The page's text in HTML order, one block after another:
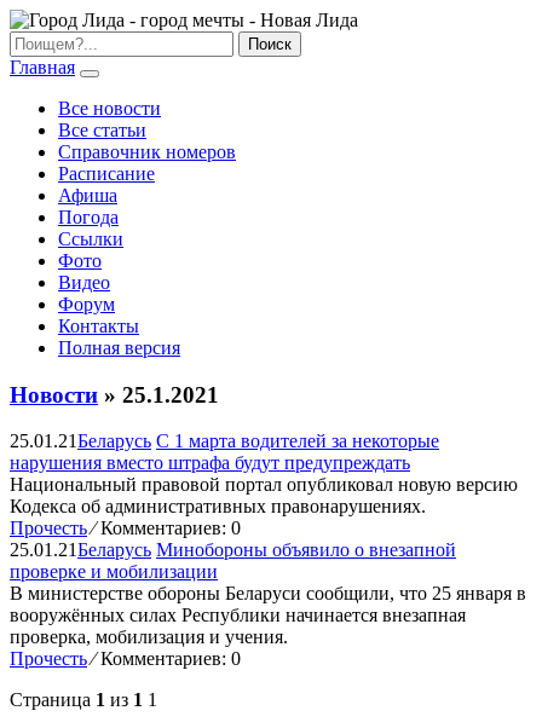
Главная
Все новости
Все статьи
Справочник номеров
Расписание
Афиша
Погода
Ссылки
Фото
Видео
Форум
Контакты
Полная версия
Новости » 25.1.2021
25.01.21Беларусь С 1 марта водителей за некоторые
нарушения вместо штрафа будут предупреждать
Национальный правовой портал опубликовал новую версию
Кодекса об административных правонарушениях.
Прочесть ⁄Комментариев: 0
25.01.21Беларусь Минобороны объявило о внезапной
проверке и мобилизации
В министерстве обороны Беларуси сообщили, что 25 января в
вооружённых силах Республики начинается внезапная
проверка, мобилизация и учения.
Прочесть ⁄Комментариев: 0
Страница 1 из 1 1